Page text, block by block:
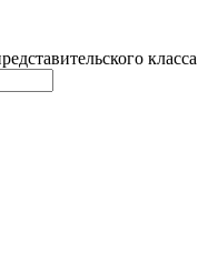
класса